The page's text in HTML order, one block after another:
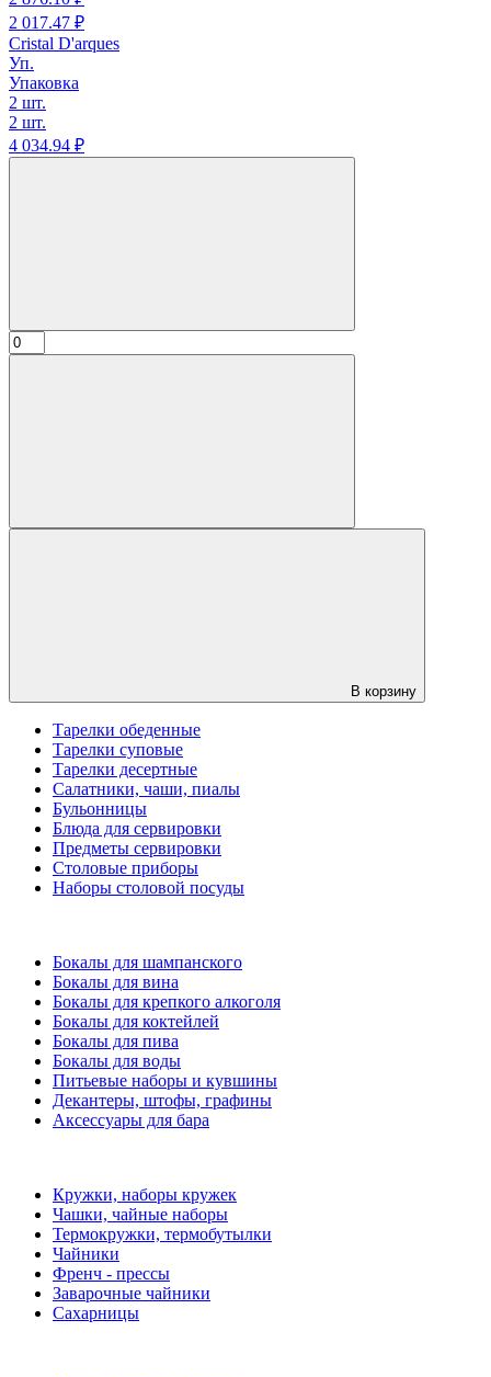
2 017.47 ₽
Cristal D'arques
Уп.
Упаковка
2 шт.
2 шт.
4 034.94 ₽
В корзину
Тарелки обеденные
Тарелки суповые
Тарелки десертные
Салатники, чаши, пиалы
Бульонницы
Блюда для сервировки
Предметы сервировки
Столовые приборы
Наборы столовой посуды
Бокалы для шампанского
Бокалы для вина
Бокалы для крепкого алкоголя
Бокалы для коктейлей
Бокалы для пива
Бокалы для воды
Питьевые наборы и кувшины
Декантеры, штофы, графины
Аксессуары для бара
Кружки, наборы кружек
Чашки, чайные наборы
Термокружки, термобутылки
Чайники
Френч - прессы
Заварочные чайники
Сахарницы